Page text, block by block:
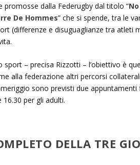
dalla Federugby dal titolo “
De Hommes” che si spende, tra le
(differenze e disuguaglianze tra atleti
– precisa Rizzotti – l’obiettivo è
alla federazione altri percorsi
sono previsti due
16.30 per gli adulti.
DELLA TRE